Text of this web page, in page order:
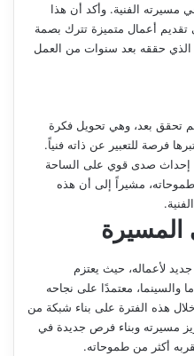
الفنية. وأكد أن هذا
تقديم أعمال متميزة تترك بصمة
الذي حققه بعد سنوات من العمل
تحقق بعد، وهي تحويل فكرة
فرصة للتعبير عن ذاته فنياً.
إحداث صدى قوي على الساحة
طموحاته، مشيراً إلى أن هذه
لأعماله، حيث يعتزم
والسينما، معتمدًا على نجاحه
هذه الفترة على بناء شبكة من
مسيرته وبناء فرص جديدة في
أكثر من طموحاته.